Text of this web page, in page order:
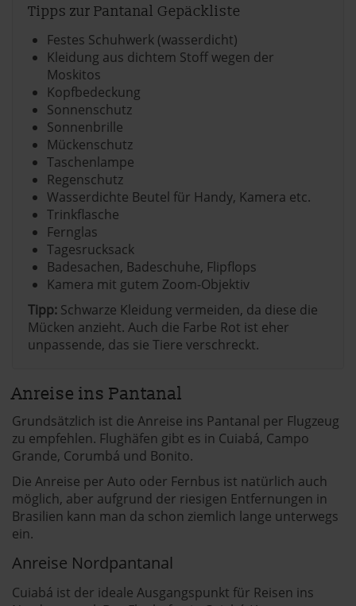
Tipps zur Pantanal Gepäckliste
Festes Schuhwerk (wasserdicht)
Kleidung aus dichtem Stoff wegen der
Moskitos
Kopfbedeckung
Sonnenschutz
Sonnenbrille
Mückenschutz
Taschenlampe
Regenschutz
Wasserdichte Beutel für Handy, Kamera etc.
Trinkflasche
Fernglas
Tagesrucksack
Badesachen, Badeschuhe, Flipflops
Kamera mit gutem Zoom-Objektiv
Tipp: Schwarze Kleidung vermeiden, da diese die
Mücken anzieht. Auch die Farbe Rot ist eher
unpassende, das sie Tiere verschreckt.
Anreise ins Pantanal
Grundsätzlich ist die Anreise ins Pantanal per Flugzeug
zu empfehlen. Flughäfen gibt es in Cuiabá, Campo
Grande, Corumbá und Bonito.
Die Anreise per Auto oder Fernbus ist natürlich auch
möglich, aber aufgrund der riesigen Entfernungen in
Brasilien kann man da schon ziemlich lange unterwegs
ein.
Anreise Nordpantanal
Cuiabá ist der ideale Ausgangspunkt für Reisen ins